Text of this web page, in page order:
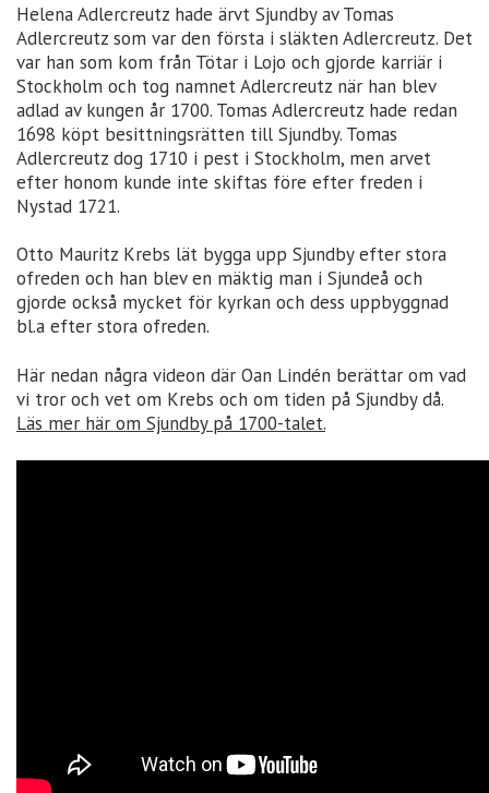
Helena Adlercreutz hade ärvt Sjundby av Tomas
Adlercreutz som var den första i släkten Adlercreutz. Det
var han som kom från Tötar i Lojo och gjorde karriär i
Stockholm och tog namnet Adlercreutz när han blev
adlad av kungen år 1700. Tomas Adlercreutz hade redan
1698 köpt besittningsrätten till Sjundby. Tomas
Adlercreutz dog 1710 i pest i Stockholm, men arvet
efter honom kunde inte skiftas före efter freden i
Nystad 1721.
Otto Mauritz Krebs lät bygga upp Sjundby efter stora
ofreden och han blev en mäktig man i Sjundeå och
gjorde också mycket för kyrkan och dess uppbyggnad
bl.a efter stora ofreden.
Här nedan några videon där Oan Lindén berättar om vad
vi tror och vet om Krebs och om tiden på Sjundby då.
Läs mer här om Sjundby på 1700-talet.